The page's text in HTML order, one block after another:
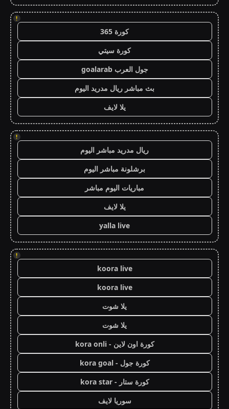
!
كورة 365
كورة سيتي
جول العرب goalarab
بث مباشر ريال مدريد اليوم
يلا لايف
!
ريال مدريد مباشر اليوم
برشلونة مباشر اليوم
مباريات اليوم مباشر
يلا لايف
yalla live
!
koora live
koora live
يلا شوت
يلا شوت
كورة اون لاين - kora onli
كورة جول - kora goal
كورة ستار - kora star
سوريا لايف